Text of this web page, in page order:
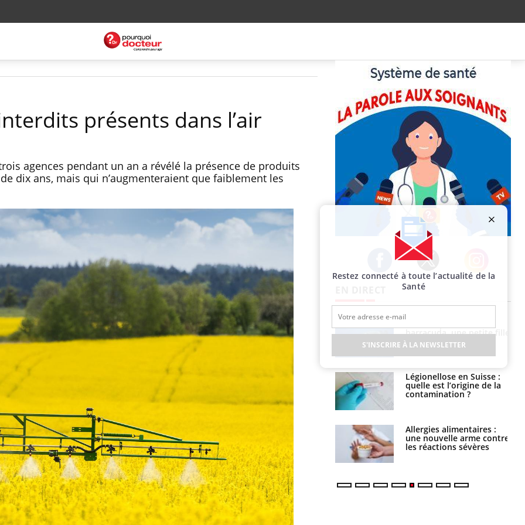
présents dans l’air
agences pendant un an a révélé la présence de produits
dix ans, mais qui n’augmenteraient que faiblement les
Facebook Twitter Instagram
Fortes chaleurs :
pourquoi le risque de
noyade grimpe-t-il ?
Pourquoi manger moins
de protéines pourrait
finalement être bénéfique
Grossesse et chaleur : ce
que dit la science
Le smartphone nuit-il à
le coma pendant 42 jours
barracuda, une petite fille
secourue grâce à un
réflexe essentiel
Légionellose en Suisse :
quelle est l’origine de la
contamination ?
Allergies alimentaires :
une nouvelle arme contre
les réactions sévères
Restez connecté à toute l’actualité de la
Santé
S'INSCRIRE À LA NEWSLETTER